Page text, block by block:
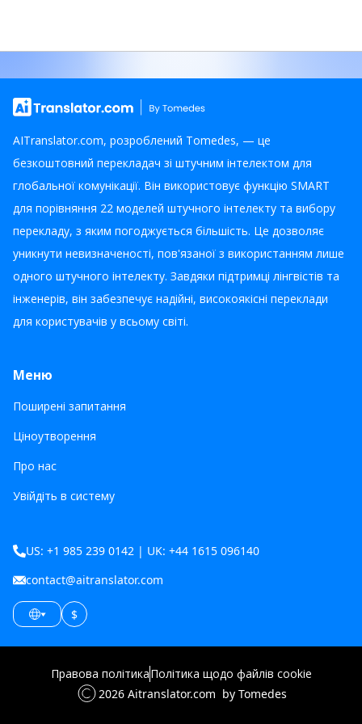
AITranslator.com, розроблений Tomedes, — це
безкоштовний перекладач зі штучним інтелектом для
глобальної комунікації. Він використовує функцію SMART
для порівняння 22 моделей штучного інтелекту та вибору
перекладу, з яким погоджується більшість. Це дозволяє
уникнути невизначеності, пов'язаної з використанням лише
одного штучного інтелекту. Завдяки підтримці лінгвістів та
інженерів, він забезпечує надійні, високоякісні переклади
для користувачів у всьому світі.
Меню
Поширені запитання
Ціноутворення
Про нас
Увійдіть в систему
US: +1 985 239 0142 | UK: +44 1615 096140
contact@aitranslator.com
$
2026 Aitranslator.com by Tomedes
Правова політикаПолітика щодо файлів cookie